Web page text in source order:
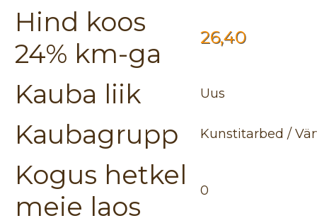
Hind koos
24% km-ga
26,40
Kauba liik Uus
Kaubagrupp Kunstitarbed /
Kogus hetkel
meie laos
0